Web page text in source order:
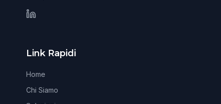
Link Rapidi
Home
Chi Siamo